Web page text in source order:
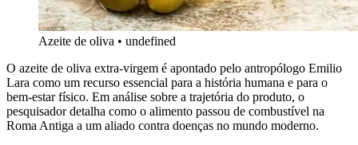
Azeite de oliva • undefined
O azeite de oliva extra-virgem é apontado pelo antropólogo Emilio
Lara como um recurso essencial para a história humana e para o
bem-estar físico. Em análise sobre a trajetória do produto, o
pesquisador detalha como o alimento passou de combustível na
Roma Antiga a um aliado contra doenças no mundo moderno.